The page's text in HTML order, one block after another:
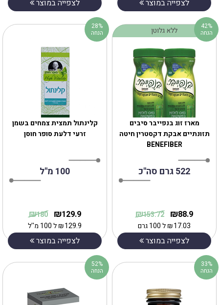
לצפייה במוצר לצפייה במוצר
קלינתול תמצית צמחים בשמן
זרעי דלעת סופר חוסן
100 מ"ל
129.9
₪
180
₪
129.9
₪ל 100 מ''ל
לצפייה במוצר
28%
הנחה
מארז זוג בנפייבר סיבים
תזונתיים אבקת דקסטרין חיטה
BENEFIBER
522 גרם סה"כ
ללא גלוטן
88.9
₪
153.72
₪
17.03
₪ל 100 גרם
לצפייה במוצר
42%
הנחה
52%
הנחה
33%
הנחה